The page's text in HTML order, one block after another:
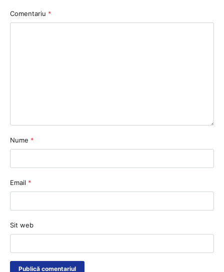
Comentariu *
Nume *
Email *
Sit web